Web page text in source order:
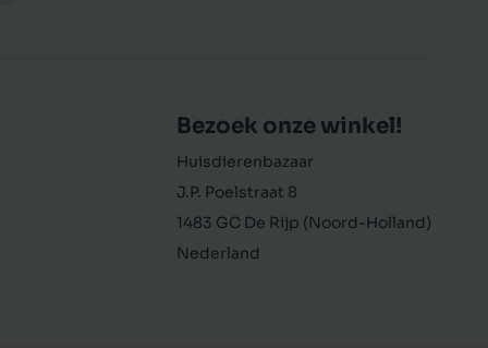
Bezoek onze winkel!
Huisdierenbazaar
J.P. Poelstraat 8
1483 GC De Rijp (Noord-Holland)
Nederland